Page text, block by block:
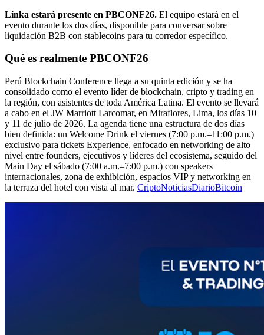
Linka estará presente en PBCONF26. El equipo estará en el
evento durante los dos días, disponible para conversar sobre
liquidación B2B con stablecoins para tu corredor específico.
Qué es realmente PBCONF26
Perú Blockchain Conference llega a su quinta edición y se ha
consolidado como el evento líder de blockchain, cripto y trading en
la región, con asistentes de toda América Latina. El evento se llevará
a cabo en el JW Marriott Larcomar, en Miraflores, Lima, los días 10
y 11 de julio de 2026. La agenda tiene una estructura de dos días
bien definida: un Welcome Drink el viernes (7:00 p.m.–11:00 p.m.)
exclusivo para tickets Experience, enfocado en networking de alto
nivel entre founders, ejecutivos y líderes del ecosistema, seguido del
Main Day el sábado (7:00 a.m.–7:00 p.m.) con speakers
internacionales, zona de exhibición, espacios VIP y networking en
la terraza del hotel con vista al mar. CriptoNoticiasDiarioBitcoin